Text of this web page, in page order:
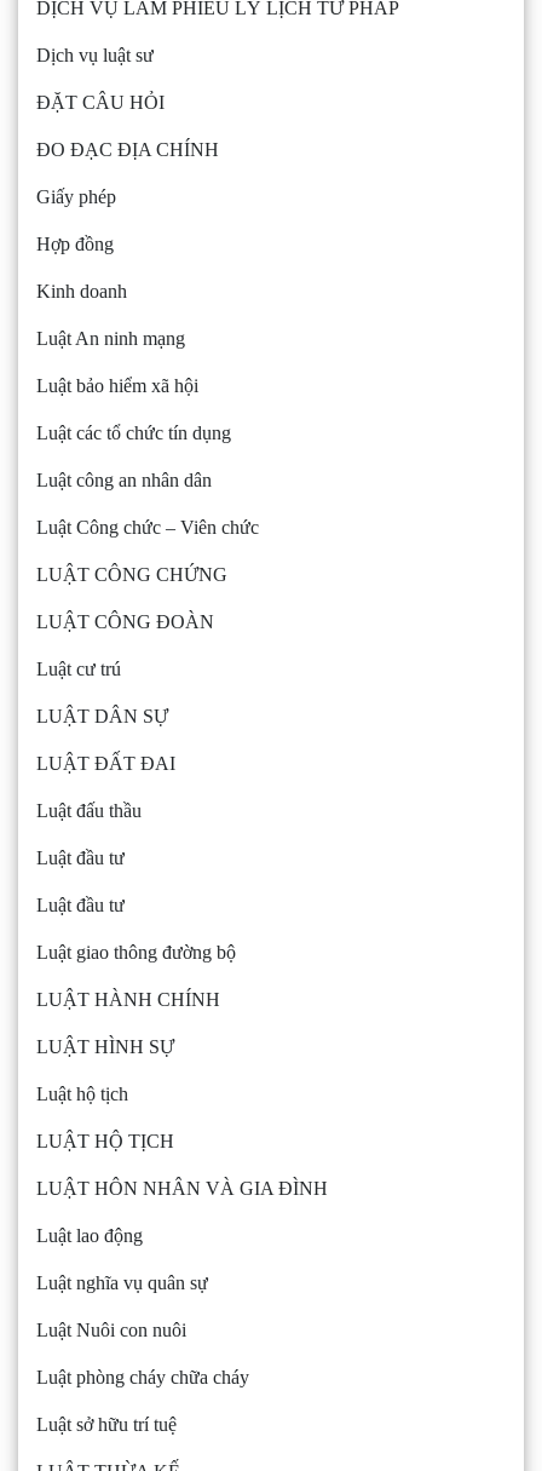
DỊCH VỤ LÀM PHIẾU LÝ LỊCH TƯ PHÁP
Dịch vụ luật sư
ĐẶT CÂU HỎI
ĐO ĐẠC ĐỊA CHÍNH
Giấy phép
Hợp đồng
Kinh doanh
Luật An ninh mạng
Luật bảo hiểm xã hội
Luật các tổ chức tín dụng
Luật công an nhân dân
Luật Công chức – Viên chức
LUẬT CÔNG CHỨNG
LUẬT CÔNG ĐOÀN
Luật cư trú
LUẬT DÂN SỰ
LUẬT ĐẤT ĐAI
Luật đấu thầu
Luật đầu tư
Luật đầu tư
Luật giao thông đường bộ
LUẬT HÀNH CHÍNH
LUẬT HÌNH SỰ
Luật hộ tịch
LUẬT HỘ TỊCH
LUẬT HÔN NHÂN VÀ GIA ĐÌNH
Luật lao động
Luật nghĩa vụ quân sự
Luật Nuôi con nuôi
Luật phòng cháy chữa cháy
Luật sở hữu trí tuệ